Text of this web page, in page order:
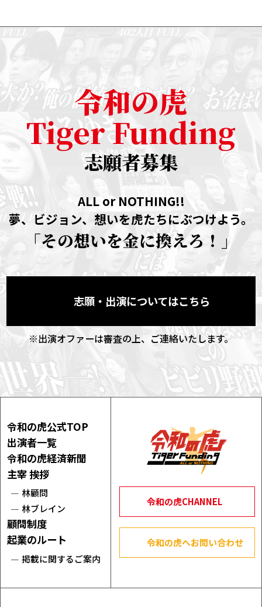
令和の虎
Tiger Funding
志願者募集
ALL or NOTHING!!
夢、ビジョン、想いを虎たちにぶつけよう。
「その想いを金に換えろ！」
志願・出演についてはこちら
※出演オファーは審査の上、ご連絡いたします。
令和の虎公式TOP
出演者一覧
令和の虎経済新聞
主宰 挨拶
林顧問
林ブレイン
顧問制度
起業のルート
掲載に関するご案内
令和の虎CHANNEL
令和の虎へお問い合わせ